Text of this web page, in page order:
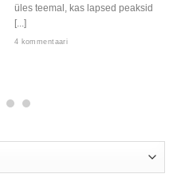
üles teemal, kas lapsed peaksid
[...]
4 kommentaari